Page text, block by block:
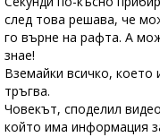
след това решава, че
го върне на рафта. А
знае!
Вземайки всичко, което
тръгва.
Човекът, споделил
който има информация